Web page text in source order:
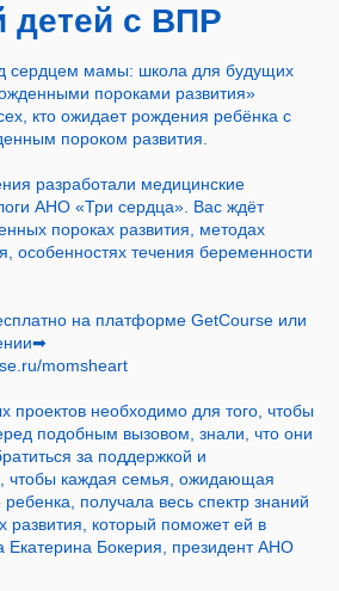
детей с ВПР
сердцем мамы: школа для будущих
пороками развития»
кто ожидает рождения ребёнка с
пороком развития.
разработали медицинские
АНО «Три сердца». Вас ждёт
пороках развития, методах
особенностях течения беременности
на платформе GetCourse или
momsheart
проектов необходимо для того, чтобы
подобным вызовом, знали, что они
за поддержкой и
каждая семья, ожидающая
получала весь спектр знаний
развития, который поможет ей в
Бокерия, президент АНО